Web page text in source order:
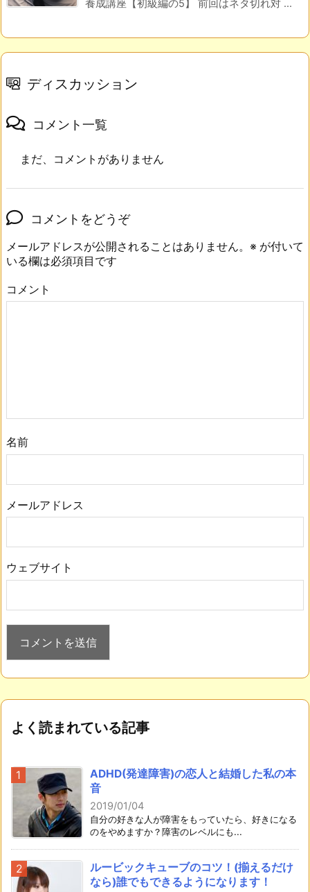
養成講座【初級編の5】 前回はネタ切れ対 ...
ディスカッション
コメント一覧
まだ、コメントがありません
コメントをどうぞ
メールアドレスが公開されることはありません。 ※ が付いて
いる欄は必須項目です
コメント
名前
メールアドレス
ウェブサイト
よく読まれている記事
ADHD(発達障害)の恋人と結婚した私の本
音
2019/01/04
自分の好きな人が障害をもっていたら、好きになる
のをやめますか？障害のレベルにも...
ルービックキューブのコツ！(揃えるだけ
なら)誰でもできるようになります！